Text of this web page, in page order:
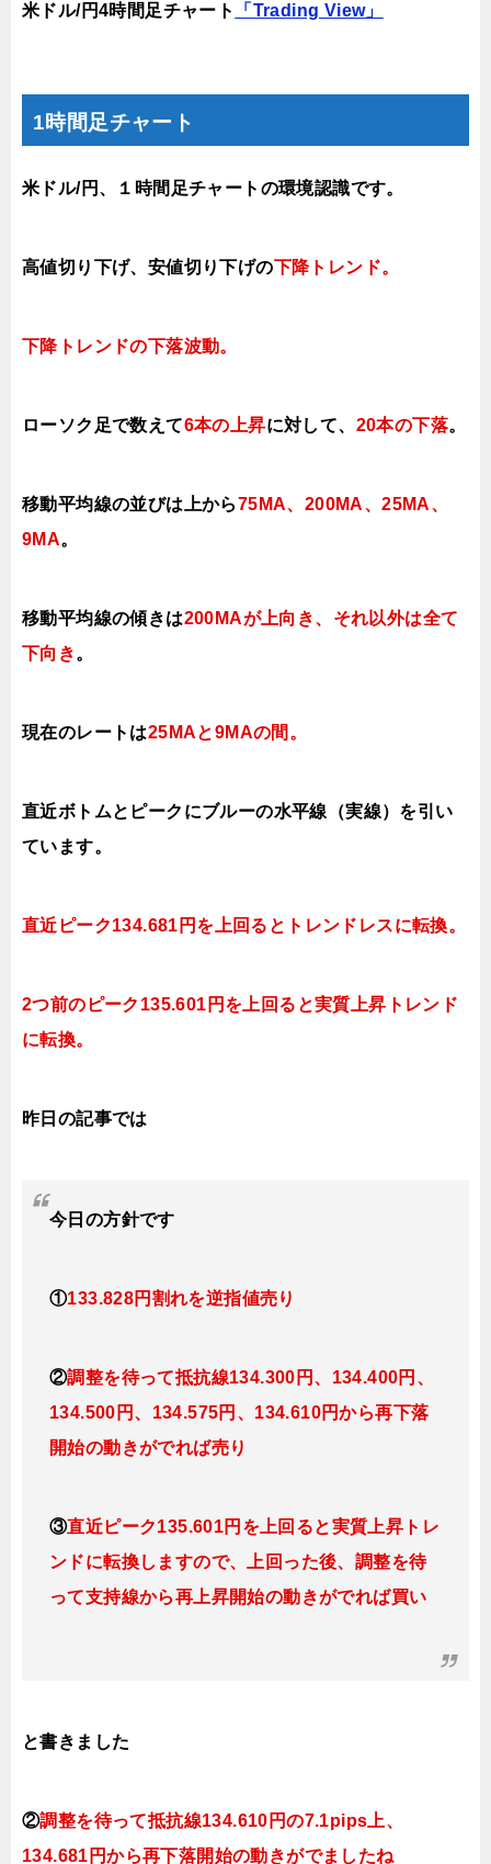
米ドル/円4時間足チャート 「Trading View」
1時間足チャート
米ドル/円、１時間足チャートの環境認識です。
高値切り下げ、安値切り下げの下降トレンド。
下降トレンドの下落波動。
ローソク足で数えて6本の上昇に対して、 20本の下落。
移動平均線の並びは上から75MA、200MA、25MA、
9MA。
移動平均線の傾きは200MAが上向き、それ以外は全て
下向き。
現在のレートは25MAと9MAの間 。
直近ボトムとピークにブルーの水平線（実線）を引い
ています。
直近ピーク134.681円を上回ると トレンドレスに転換。
2つ前のピーク135.601円を上回ると実質上昇 トレンド
に転換。
昨日の記事では
今日 の方針です
①133.828円割れを逆指値売り
②調整を待って抵抗線134.300円、134.400円、
134.500 円、134.575円、134.610円から再下落
開始の動きがでれば売り
③直近ピーク135.601円を上回ると実質上昇トレ
ンドに転換しますので、上回った後、調整を待
って支持線から再上昇開始の動きがでれば買い
と書きました
②調整を待って抵抗線134.610円の7.1pips上、
134.681円から再下落開始の動きがでましたね